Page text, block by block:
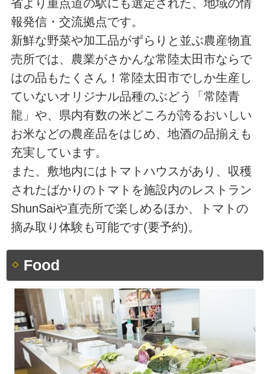
省より重点道の駅にも選定された、地域の情
報発信・交流拠点です。
新鮮な野菜や加工品がずらりと並ぶ農産物直
売所では、農業がさかんな常陸太田市ならで
はの品もたくさん！常陸太田市でしか生産し
ていないオリジナル品種のぶどう「常陸青
龍」や、県内有数の米どころが誇るおいしい
お米などの農産品をはじめ、地酒の品揃えも
充実しています。
また、敷地内にはトマトハウスがあり、収穫
されたばかりのトマトを施設内のレストラン
ShunSaiや直売所で楽しめるほか、トマトの
摘み取り体験も可能です(要予約)。
Food